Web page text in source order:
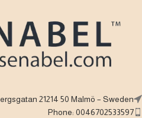
21214 50 Malmö – Sweden
Phone: 0046702533597